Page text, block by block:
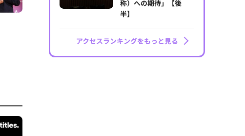
称）への期待」【後
半】
アクセスランキングをもっと見る